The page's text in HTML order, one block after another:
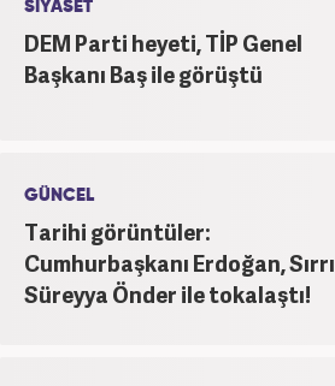
SİYASET
DEM Parti heyeti, TİP Genel
Başkanı Baş ile görüştü
GÜNCEL
Tarihi görüntüler:
Cumhurbaşkanı Erdoğan, Sırrı
Süreyya Önder ile tokalaştı!